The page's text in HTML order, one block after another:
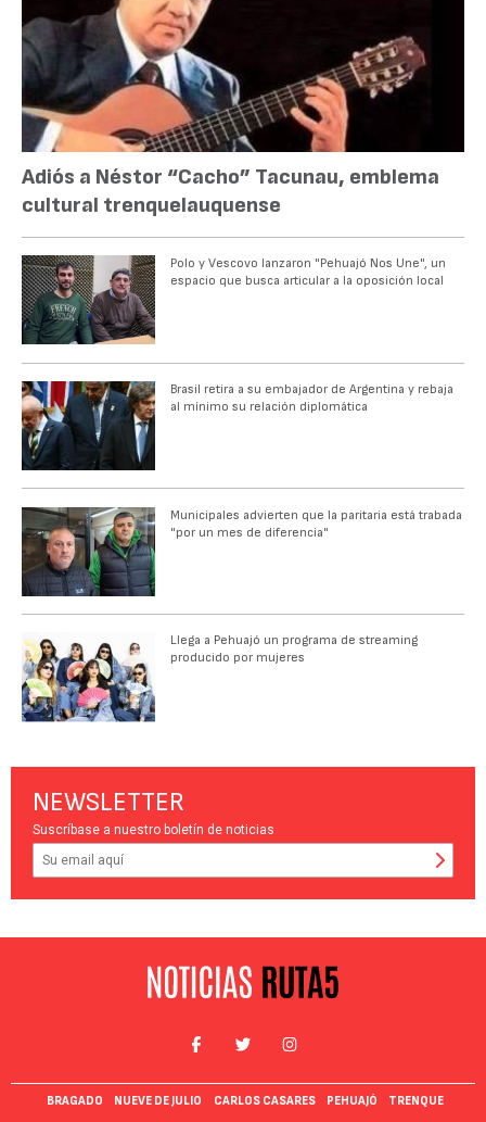
Adiós a Néstor “Cacho” Tacunau, emblema
cultural trenquelauquense
Polo y Vescovo lanzaron "Pehuajó Nos Une", un
espacio que busca articular a la oposición local
Brasil retira a su embajador de Argentina y rebaja
al mínimo su relación diplomática
Municipales advierten que la paritaria está trabada
"por un mes de diferencia"
Llega a Pehuajó un programa de streaming
producido por mujeres
NEWSLETTER
Suscríbase a nuestro boletín de noticias
BRAGADO NUEVE DE JULIO CARLOS CASARES PEHUAJÓ
TRENQUE